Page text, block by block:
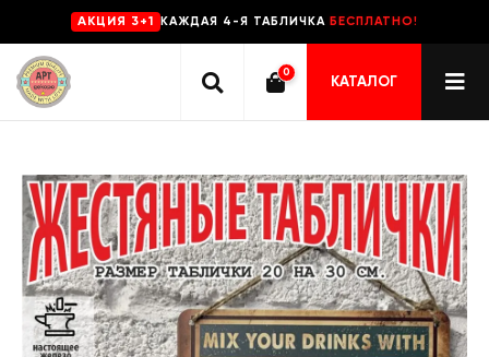
AKЦИЯ 3+1 КАЖДАЯ 4-Я ТАБЛИЧКА БЕСПЛАТНО!
0
КАТАЛОГ